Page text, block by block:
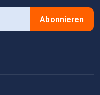
Abonnieren